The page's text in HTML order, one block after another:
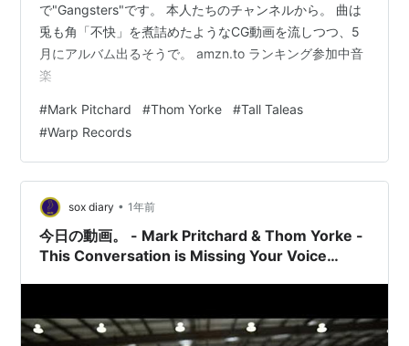
で"Gangsters"です。 本人たちのチャンネルから。 曲は
兎も角「不快」を煮詰めたようなCG動画を流しつつ、5
月にアルバム出るそうで。 amzn.to ランキング参加中音
楽
#Mark Pitchard #Thom Yorke #Tall Taleas
#Warp Records
sox diary • 1年前
今日の動画。 - Mark Pritchard & Thom Yorke -
This Conversation is Missing Your Voice